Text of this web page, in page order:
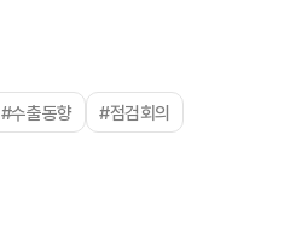
#수출동향 #점검회의